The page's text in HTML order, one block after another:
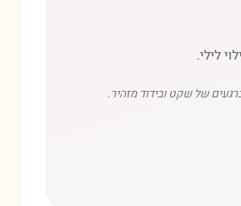
לילי.
של שקט ובידוד מזהיר.